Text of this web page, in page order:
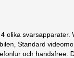
olika svarsapparater.
Standard
och handsfree.